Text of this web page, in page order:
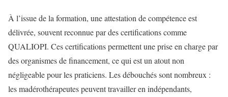
À l’issue de la formation, une attestation de compétence est
délivrée, souvent reconnue par des certifications comme
QUALIOPI. Ces certifications permettent une prise en charge par
des organismes de financement, ce qui est un atout non
négligeable pour les praticiens. Les débouchés sont nombreux :
les madérothérapeutes peuvent travailler en indépendants,